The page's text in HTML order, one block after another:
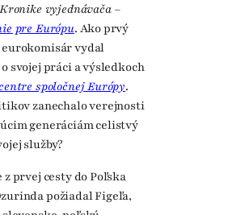
Kronike vyjednávača –
pre Európu. Ako prvý
vydal
svojej práci a výsledkoch
spoločnej Európy.
zanechalo verejnosti
generáciám celistvý
služby?
z prvej cesty do Poľska
požiadal Figeľa,